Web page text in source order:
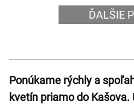
ĎALŠIE
Ponúkame rýchly a
kvetín priamo do Kašova.